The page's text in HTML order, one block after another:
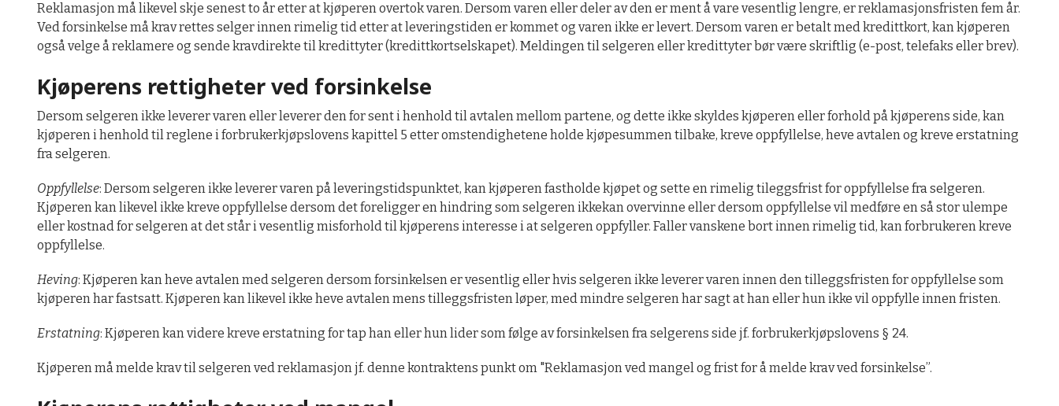
Reklamasjon må likevel skje senest to år etter at kjøperen overtok varen. Dersom varen eller deler av den er ment å vare vesentlig lengre, er reklamasjonsfristen fem år.
Ved forsinkelse må krav rettes selger innen rimelig tid etter at leveringstiden er kommet og varen ikke er levert. Dersom varen er betalt med kredittkort, kan kjøperen
også velge å reklamere og sende kravdirekte til kredittyter (kredittkortselskapet). Meldingen til selgeren eller kredittyter bør være skriftlig (e-post, telefaks eller brev).
Kjøperens rettigheter ved forsinkelse
Dersom selgeren ikke leverer varen eller leverer den for sent i henhold til avtalen mellom partene, og dette ikke skyldes kjøperen eller forhold på kjøperens side, kan
kjøperen i henhold til reglene i forbrukerkjøpslovens kapittel 5 etter omstendighetene holde kjøpesummen tilbake, kreve oppfyllelse, heve avtalen og kreve erstatning
fra selgeren.
Oppfyllelse: Dersom selgeren ikke leverer varen på leveringstidspunktet, kan kjøperen fastholde kjøpet og sette en rimelig tileggsfrist for oppfyllelse fra selgeren.
Kjøperen kan likevel ikke kreve oppfyllelse dersom det foreligger en hindring som selgeren ikkekan overvinne eller dersom oppfyllelse vil medføre en så stor ulempe
eller kostnad for selgeren at det står i vesentlig misforhold til kjøperens interesse i at selgeren oppfyller. Faller vanskene bort innen rimelig tid, kan forbrukeren kreve
oppfyllelse.
Heving: Kjøperen kan heve avtalen med selgeren dersom forsinkelsen er vesentlig eller hvis selgeren ikke leverer varen innen den tilleggsfristen for oppfyllelse som
kjøperen har fastsatt. Kjøperen kan likevel ikke heve avtalen mens tilleggsfristen løper, med mindre selgeren har sagt at han eller hun ikke vil oppfylle innen fristen.
Erstatning: Kjøperen kan videre kreve erstatning for tap han eller hun lider som følge av forsinkelsen fra selgerens side jf. forbrukerkjøpslovens § 24.
Kjøperen må melde krav til selgeren ved reklamasjon jf. denne kontraktens punkt om "Reklamasjon ved mangel og frist for å melde krav ved forsinkelse”.